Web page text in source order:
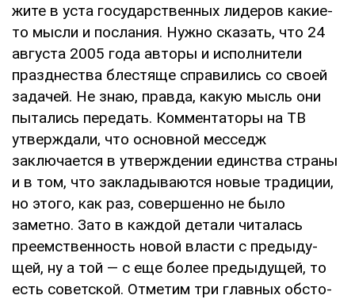
жите в уста государственных лидеров какие-
то мысли и послания. Нужно сказать, что 24
авгус­та 2005 года авторы и исполнители
празднества блестяще справились со своей
задачей. Не знаю, правда, какую мысль они
пытались пере­дать. Комментаторы на ТВ
утверждали, что ос­новной месседж
заключается в утверждении единства страны
и в том, что закладываются новые традиции,
но этого, как раз, совершенно не было
заметно. Зато в каждой детали чита­лась
преемственность новой власти с предыду­
щей, ну а той — с еще более предыдущей, то
есть советской. Отметим три главных обсто­